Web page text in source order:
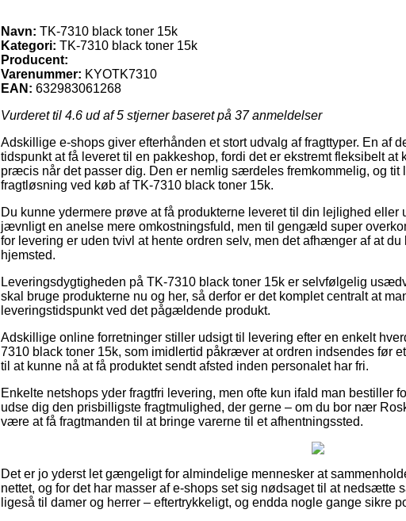
Navn: TK-7310 black toner 15k
Kategori: TK-7310 black toner 15k
Producent:
Varenummer: KYOTK7310
EAN: 632983061268
Vurderet til 4.6 ud af 5 stjerner baseret på 37anmeldelser
Adskillige e-shops giver efterhånden et stort udvalg af fragttyper. En af
tidspunkt at få leveret til en pakkeshop, fordi det er ekstremt fleksibelt
præcis når det passer dig. Den er nemlig særdeles fremkommelig, og tit
fragtløsning ved køb af TK-7310 black toner 15k.
Du kunne ydermere prøve at få produkterne leveret til din lejlighed
jævnligt en anelse mere omkostningsfuld, men til gengæld super
for levering er uden tvivl at hente ordren selv, men det afhænger af at
hjemsted.
Leveringsdygtigheden på TK-7310 black toner 15k er selvfølgelig
skal bruge produkterne nu og her, så derfor er det komplet centralt at
leveringstidspunkt ved det pågældende produkt.
Adskillige online forretninger stiller udsigt til levering efter en enkelt
7310 black toner 15k, som imidlertid påkræver at ordren indsendes før
til at kunne nå at få produktet sendt afsted inden personalet har fri.
Enkelte netshops yder fragtfri levering, men ofte kun ifald man bestiller
udse dig den prisbilligste fragtmulighed, der gerne – om du bor nær
være at få fragtmanden til at bringe varerne til et afhentningssted.
Det er jo yderst let gængeligt for almindelige mennesker at
nettet, og for det har masser af e-shops set sig nødsaget til at nedsætte
ligeså til damer og herrer – eftertrykkeligt, og endda nogle gange sikre